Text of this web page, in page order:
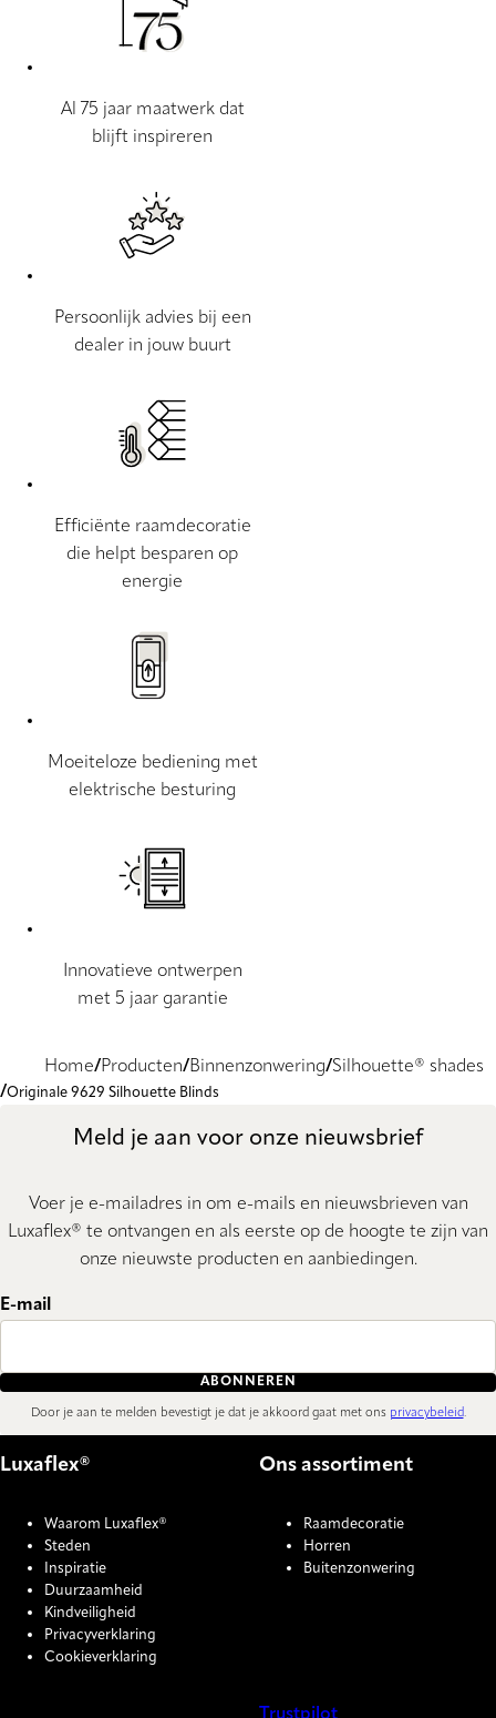
Al 75 jaar maatwerk dat
blijft inspireren
Persoonlijk advies bij een
dealer in jouw buurt
Efficiënte raamdecoratie
die helpt besparen op
energie
Moeiteloze bediening met
elektrische besturing
Innovatieve ontwerpen
met 5 jaar garantie
Home Producten Binnenzonwering Silhouette® shades
Originale 9629 Silhouette Blinds
Meld je aan voor onze nieuwsbrief
Voer je e-mailadres in om e-mails en nieuwsbrieven van
Luxaflex® te ontvangen en als eerste op de hoogte te zijn van
onze nieuwste producten en aanbiedingen.
E-mail
ABONNEREN
Door je aan te melden bevestigt je dat je akkoord gaat met ons privacybeleid.
Luxaflex®
Waarom Luxaflex®
Steden
Inspiratie
Duurzaamheid
Kindveiligheid
Privacyverklaring
Cookieverklaring
Ons assortiment
Raamdecoratie
Horren
Buitenzonwering